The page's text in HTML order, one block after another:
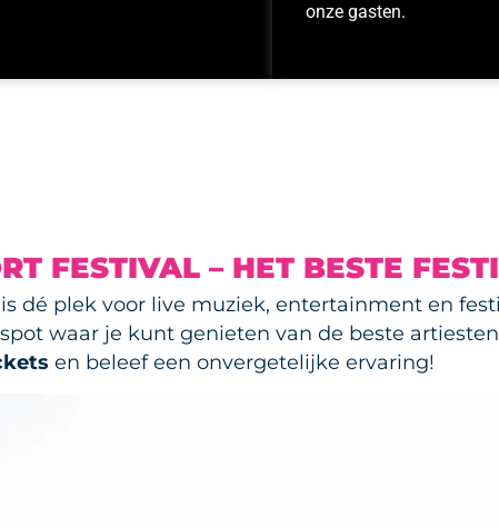
onze gasten.
FESTIVAL – HET BESTE
is dé plek voor live muziek, entertainment en
waar je kunt genieten van de beste
en beleef een onvergetelijke ervaring!